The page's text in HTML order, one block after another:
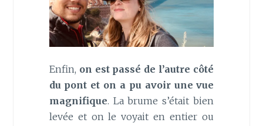
Enfin, on est passé de l’autre côté
du pont et on a pu avoir une vue
magnifique. La brume s’était bien
levée et on le voyait en entier ou